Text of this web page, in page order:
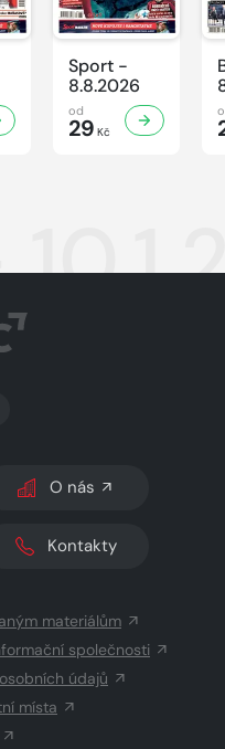
Sport -
8.8.2026
od
29 Kč
SVĚTLÝ/TMAVÝ REŽIM
O nás
Kontakty
materiálům
společnosti
údajů
místa